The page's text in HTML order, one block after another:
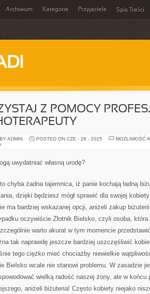
Archiwum Kategorie Przyjaciele Spis Treści
Z POMOCY
ADMIN POSTED ON CZE - 28 - 2025
MOŻLIWOŚĆ
uwydatniać własną urodę?
chyba żadna tajemnica, iż panie kochają ładną
dzięki będziesz mógł sprawić dla swojej
ma bardziej wskazanej opcji, aniżeli zakup
oczywiście Złotnik Bielsko, czyli osoba, która
warto akurat w tym momencie
tak naprawdę jeszcze bardziej uszczęśliwić
tego ciężko mieć chociażby niewielkie
Bielsko wcale nie stanowi problemu. W zasadzie
wielką radość naszej żony, ale w
aniżeli biżuteria! Często kobiety niejako